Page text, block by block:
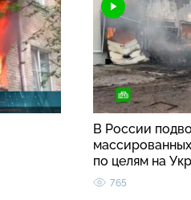
В России
по целям на
765